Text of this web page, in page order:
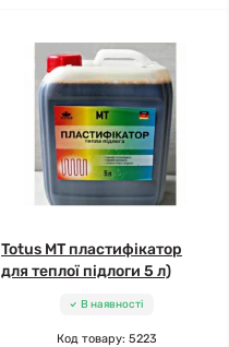
Totus МТ пластифікатор
для теплої підлоги 5 л)
В наявності
Код товару: 5223